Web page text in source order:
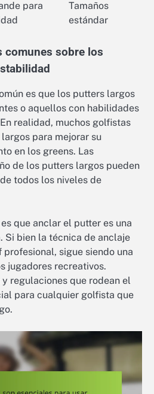
para
Tamaños
estándar
comunes sobre los
es que los putters largos
o aquellos con habilidades
realidad, muchos golfistas
para mejorar su
en los greens. Las
de los putters largos pueden
todos los niveles de
que anclar el putter es una
Si bien la técnica de anclaje
sigue siendo una
jugadores recreativos.
regulaciones que rodean el
para cualquier golfista que